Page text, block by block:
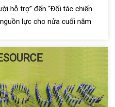
hỗ trợ” đến “Đối tác chiến
lực cho nửa cuối năm